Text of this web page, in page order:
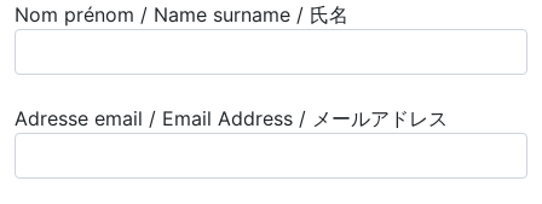
Nom prénom / Name surname / 氏名
Adresse email / Email Address / メールアドレス